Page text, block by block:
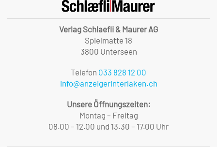
Verlag Schlaefli & Maurer AG
Spielmatte 18
3800 Unterseen
Telefon 033 828 12 00
info@anzeigerinterlaken.ch
Unsere Öffnungszeiten:
Montag – Freitag
08.00 – 12.00 und 13.30 – 17.00 Uhr